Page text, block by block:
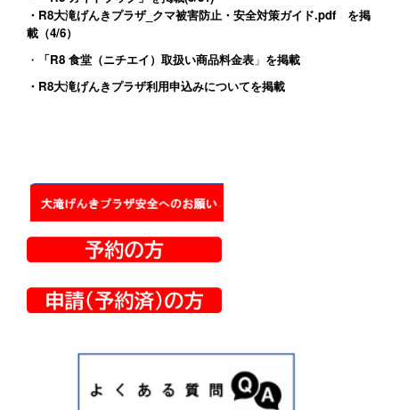
・ R8大滝げんきプラザ_クマ被害防止・安全対策ガイド.pdfを掲
載（4/6）
・
「R8 食堂（ニチエイ）取扱い商品料金表 」 を掲載
・ R8大滝げんきプラザ利用申込みについてを掲載